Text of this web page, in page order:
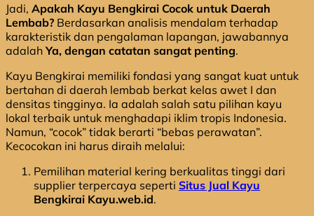
Jadi, Apakah Kayu Bengkirai Cocok untuk Daerah
Lembab? Berdasarkan analisis mendalam terhadap
karakteristik dan pengalaman lapangan, jawabannya
adalah Ya, dengan catatan sangat penting.
Kayu Bengkirai memiliki fondasi yang sangat kuat untuk
bertahan di daerah lembab berkat kelas awet I dan
densitas tingginya. Ia adalah salah satu pilihan kayu
lokal terbaik untuk menghadapi iklim tropis Indonesia.
Namun, “cocok” tidak berarti “bebas perawatan”.
Kecocokan ini harus diraih melalui:
Pemilihan material kering berkualitas tinggi dari
supplier terpercaya seperti Situs Jual Kayu
Bengkirai Kayu.web.id.